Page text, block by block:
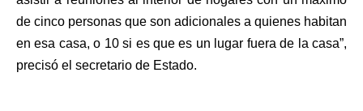
de cinco personas que son adicionales a quienes habitan
en esa casa, o 10 si es que es un lugar fuera de la casa”,
precisó el secretario de Estado.